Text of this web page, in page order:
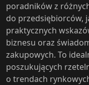
poradników z
do przedsiębiorców,
praktycznych
biznesu oraz
zakupowych. To
poszukujących
o trendach